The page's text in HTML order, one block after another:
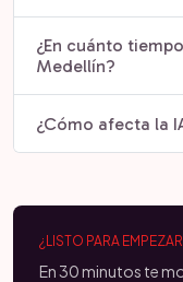
¿En cuánto
Medellín?
¿Cómo afecta la
¿LISTO PARA
En 30 minutos te